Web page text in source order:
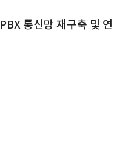
통신망 재구축 및 연